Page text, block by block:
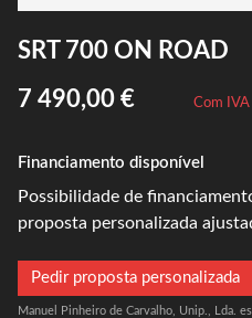
SRT 700 ON ROAD
7 490,00 €
Com IVA
Financiamento disponível
Possibilidade de
proposta personalizada
Pedir proposta personalizada
Manuel Pinheiro de Carvalho, Unip., Lda.